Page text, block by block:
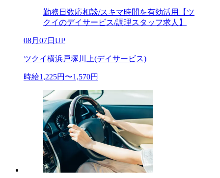
勤務日数応相談/スキマ時間を有効活用【ツ
クイのデイサービス/調理スタッフ求人】
08月07日UP
ツクイ横浜戸塚川上(デイサービス)
時給1,225円〜1,570円